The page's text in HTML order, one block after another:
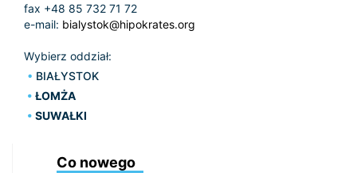
fax +48 85 732 71 72
e-mail: bialystok@hipokrates.org
Wybierz oddział:
BIAŁYSTOK
ŁOMŻA
SUWAŁKI
Co nowego